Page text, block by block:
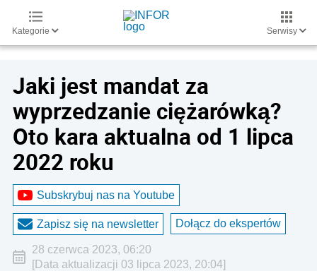
Kategorie Serwisy
Jaki jest mandat za
wyprzedzanie ciężarówką?
Oto kara aktualna od 1 lipca
2022 roku
Subskrybuj nas na Youtube
Zapisz się na newsletter Dołącz do ekspertów
28 czerwca 2023, 06:20
[Data aktualizacji 03 lipca 2023, 20:04]